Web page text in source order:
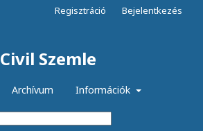
Civil Szemle
Archívum Információk
Regisztráció Bejelentkezés